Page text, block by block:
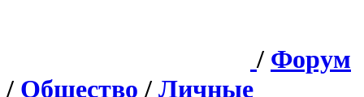
/ Форум
/ Общество / Личные